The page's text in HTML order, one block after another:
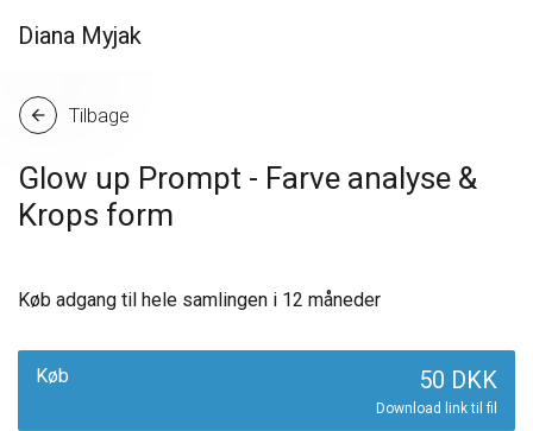
Diana Myjak
arrow_back Tilbage
Glow up Prompt - Farve analyse &
Krops form
Køb adgang til hele samlingen i 12 måneder
Køb 50 DKK
Download link til fil